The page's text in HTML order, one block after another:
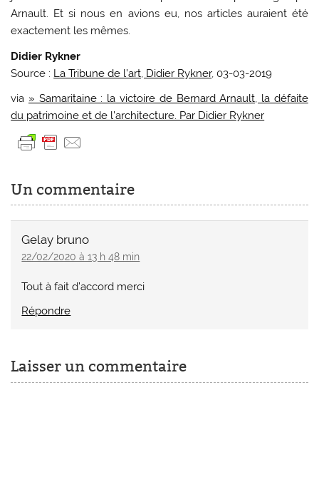
Arnault. Et si nous en avions eu, nos articles auraient été
exactement les mêmes.
Didier Rykner
Source : La Tribune de l’art, Didier Rykner, 03-03-2019
via » Samaritaine : la victoire de Bernard Arnault, la défaite
du patrimoine et de l’architecture. Par Didier Rykner
Un commentaire
Gelay bruno
22/02/2020 à 13 h 48 min
Tout à fait d’accord merci
Répondre
Laisser un commentaire